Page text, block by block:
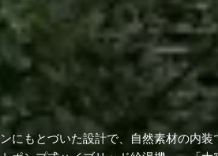
にもとづいた設計で、自然素材の内